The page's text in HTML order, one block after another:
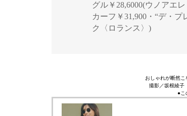
グル￥28,6000(ウノアエ
カーフ￥31,900・“デ・
ク〈ロランス〉)
おしゃれが断然こ
撮影／坂根綾
●こ